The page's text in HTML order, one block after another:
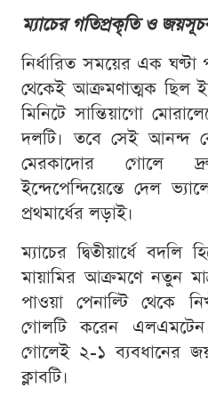
ম্যাচের গতিপ্রকৃতি ও
নির্ধারিত সময়ের এক
থেকেই আক্রমণাত্মক ছিল
মিনিটে সান্তিয়াগো
দলটি। তবে সেই আনন্দ
মেরকাদোর গোলে
ইন্দেপেন্দিয়েন্তে দেল
প্রথমার্ধের লড়াই।
ম্যাচের দ্বিতীয়ার্ধে বদলি
মায়ামির আক্রমণে নতুন
পাওয়া পেনাল্টি থেকে
গোলটি করেন
গোলেই ২-১ ব্যবধানের
ক্লাবটি।